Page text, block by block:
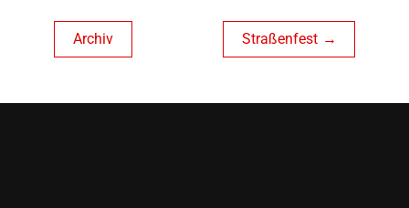
Archiv Straßenfest